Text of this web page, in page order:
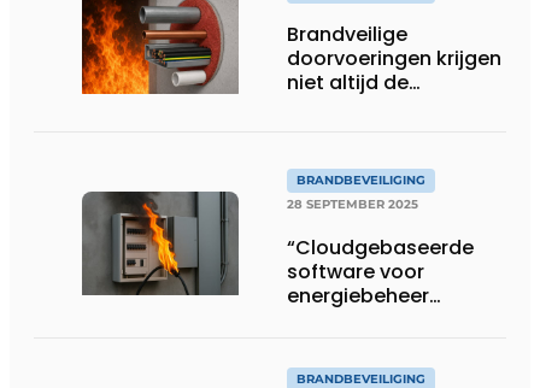
Brandveilige
doorvoeringen krijgen
niet altijd de
BRANDBEVEILIGING
28 SEPTEMBER 2025
“Cloudgebaseerde
software voor
energiebeheer
aanzienlijk”
BRANDBEVEILIGING